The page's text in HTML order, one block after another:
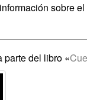
sobre
parte del libro «